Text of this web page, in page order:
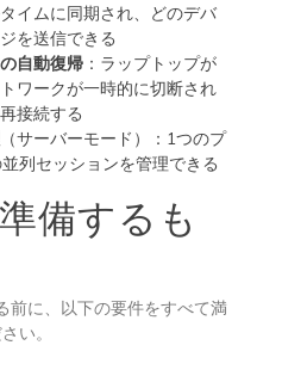
イムに同期され、どのデバ
を送信できる
自動復帰：ラップトップが
ワークが一時的に切断され
接続する
（サーバーモード）：1つのプ
列セッションを管理できる
備するも
に、以下の要件をすべて満
い。